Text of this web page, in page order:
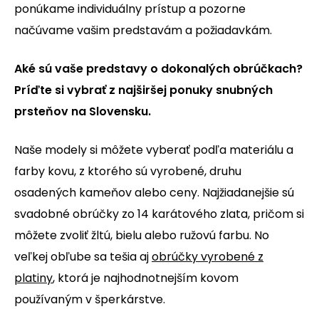
ponúkame individuálny prístup a pozorne
načúvame vašim predstavám a požiadavkám.
Aké sú vaše predstavy o dokonalých obrúčkach?
Príďte si vybrať z najširšej ponuky snubných
prsteňov na Slovensku.
Naše modely si môžete vyberať podľa materiálu a
farby kovu, z ktorého sú vyrobené, druhu
osadených kameňov alebo ceny. Najžiadanejšie sú
svadobné obrúčky zo 14 karátového zlata, pričom si
môžete zvoliť žltú, bielu alebo ružovú farbu. No
veľkej obľube sa tešia ajobrúčky vyrobené z
platiny, ktorá je najhodnotnejším kovom
používaným v šperkárstve.